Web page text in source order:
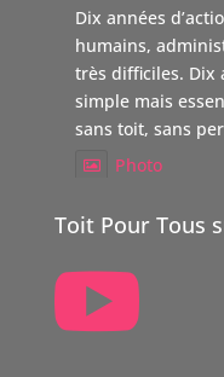
Dix années
humains,
très difficiles. Dix
simple mais
sans toit, sans
Photo
TOIT
5 mois il y a
Toit Pour Tous
